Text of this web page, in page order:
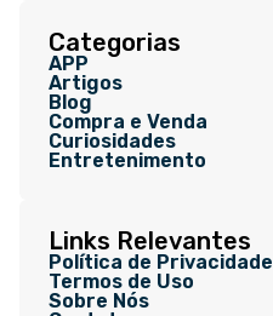
Categorias
APP
Artigos
Blog
Compra e Venda
Curiosidades
Entretenimento
Links Relevantes
Política de Privacidade
Termos de Uso
Sobre Nós